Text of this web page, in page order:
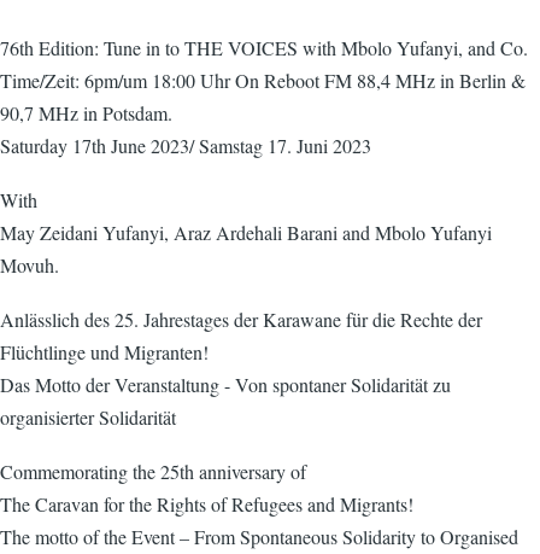
76th Edition: Tune in to THE VOICES with Mbolo Yufanyi, and Co.
Time/Zeit: 6pm/um 18:00 Uhr On Reboot FM 88,4 MHz in Berlin &
90,7 MHz in Potsdam.
Saturday 17th June 2023/ Samstag 17. Juni 2023
With
May Zeidani Yufanyi, Araz Ardehali Barani and Mbolo Yufanyi
Movuh.
Anlässlich des 25. Jahrestages der Karawane für die Rechte der
Flüchtlinge und Migranten!
Das Motto der Veranstaltung - Von spontaner Solidarität zu
organisierter Solidarität
Commemorating the 25th anniversary of
The Caravan for the Rights of Refugees and Migrants!
The motto of the Event – From Spontaneous Solidarity to Organised